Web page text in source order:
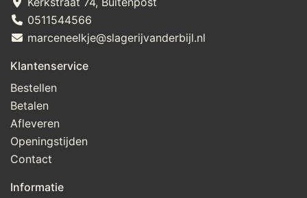
0511544566
marceneelkje@slagerijvanderbijl.nl
Klantenservice
Bestellen
Betalen
Afleveren
Openingstijden
Contact
Informatie